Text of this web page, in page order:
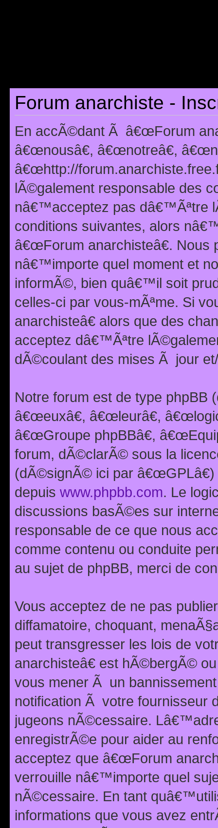
Forum anarchiste -
En accÃ©dant Ã â€œForum
â€œnousâ€, â€œnotreâ€,
â€œhttp://
lÃ©galement responsable des
nâ€™acceptez pas dâ€™Ãªtre
conditions suivantes, alors
â€œForum anarchisteâ€.
nâ€™importe quel moment et
informÃ©, bien quâ€™il soit
celles-ci par vous-mÃªme. Si
anarchisteâ€ alors que des
acceptez dâ€™Ãªtre
dÃ©coulant des mises Ã jour
Notre forum est de type phpBB
â€œeuxâ€, â€œleurâ€,
â€œGroupe phpBBâ€,
forum, dÃ©clarÃ© sous la
(dÃ©signÃ© ici par
depuis www.phpbb.com. Le
discussions basÃ©es sur
responsable de ce que nous
comme contenu ou conduite
au sujet de phpBB, merci de
Vous acceptez de ne pas
diffamatoire, choquant,
peut transgresser les lois de
anarchisteâ€ est hÃ©bergÃ©
vous mener Ã un
notification Ã votre fournisseur
jugeons nÃ©cessaire.
enregistrÃ©e pour aider au
acceptez que â€œForum
verrouille nâ€™importe quel
nÃ©cessaire. En tant
informations que vous avez